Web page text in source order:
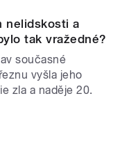
nelidskosti a
tak vražedné?
současné
vyšla jeho
zla a naděje 20.